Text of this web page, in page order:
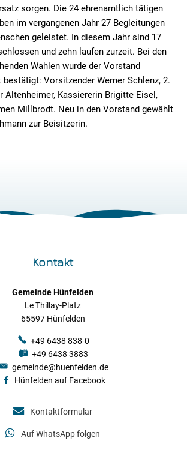
sorgen. Die 24 ehrenamtlich tätigen
im vergangenen Jahr 27 Begleitungen
geleistet. In diesem Jahr sind 17
und zehn laufen zurzeit. Bei den
Wahlen wurde der Vorstand
Vorsitzender Werner Schlenz, 2.
Altenheimer, Kassiererin Brigitte Eisel,
Millbrodt. Neu in den Vorstand gewählt
zur Beisitzerin.
Kontakt
Gemeinde Hünfelden
Le Thillay-Platz
65597 Hünfelden
+49 6438 838-0
+49 6438 3883
gemeinde@huenfelden.de
Hünfelden auf Facebook
Kontaktformular
Auf WhatsApp folgen